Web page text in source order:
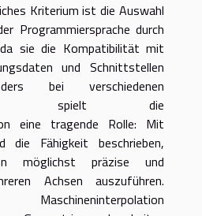
Kriterium ist die Auswahl
Programmiersprache durch
da sie die Kompatibilität mit
und Schnittstellen
bei verschiedenen
spielt die
eine tragende Rolle: Mit
Fähigkeit beschrieben,
möglichst präzise und
Achsen auszuführen.